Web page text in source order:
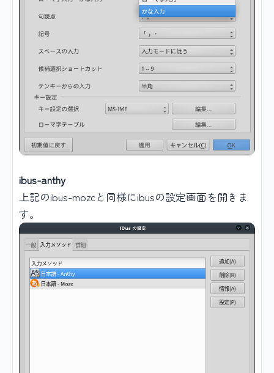
ibus-anthy
上記のibus-mozcと同様にibusの設定画面を開きま
す。